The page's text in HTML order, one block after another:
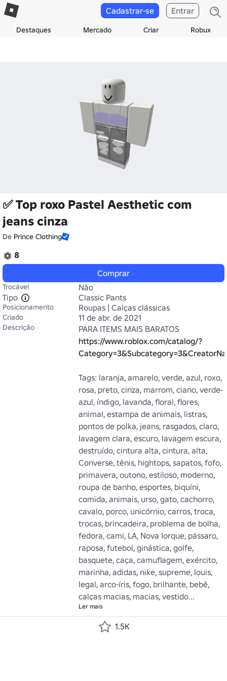
Destaques Mercado Criar Robux
Cadastrar-se Entrar
✅ Top roxo Pastel Aesthetic com
jeans cinza
De Prince Clothing
8
Comprar
Trocável
Não
Tipo
Classic Pants
Posicionamento Roupas | Calças clássicas
Criado 11 de abr. de 2021
Descrição
https://www.roblox.com/catalog/?
Tags: laranja, amarelo, verde, azul, roxo,
rosa, preto, cinza, marrom, ciano, verde-
azul, índigo, lavanda, floral, flores,
animal, estampa de animais, listras,
pontos de polka, jeans, rasgados, claro,
lavagem clara, escuro, lavagem escura,
destruído, cintura alta, cintura, alta,
Converse, tênis, hightops, sapatos, fofo,
primavera, outono, estiloso, moderno,
roupa de banho, esportes, biquíni,
comida, animais, urso, gato, cachorro,
cavalo, porco, unicórnio, carros, troca,
trocas, brincadeira, problema de bolha,
fedora, cami, LA, Nova Iorque, pássaro,
raposa, futebol, ginástica, golfe,
basquete, caça, camuflagem, exército,
marinha, adidas, nike, supreme, louis,
legal, arco-íris, fogo, brilhante, bebê,
calças macias, macias, vestido...
Ler mais
1.5K